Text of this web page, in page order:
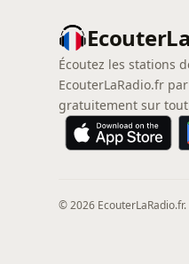
Écoutez les stations
EcouterLaRadio.fr
gratuitement sur
© 2026